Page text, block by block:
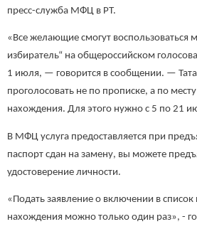
пресс-служба МФЦ в РТ.
«Все желающие смогут
избиратель“ на общероссийском
1 июля, — говорится в сообщении. —
проголосовать не по прописке, а по
нахождения. Для этого нужно с 5 по 21
В МФЦ услуга предоставляется при
паспорт сдан на замену, вы можете
удостоверение личности.
«Подать заявление о включении в список
нахождения можно только один раз», -